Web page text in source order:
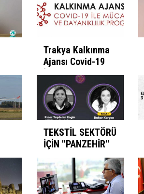
Trakya Kalkınma
Ajansı Covid-19
İle Mücadele
Programını İlan
Etti
TEKSTİL SEKTÖRÜ
İÇİN ''PANZEHİR''
BULUNDU